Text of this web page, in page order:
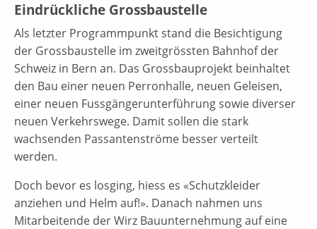
Eindrückliche Grossbaustelle
Als letzter Programmpunkt stand die Besichtigung
der Grossbaustelle im zweitgrössten Bahnhof der
Schweiz in Bern an. Das Grossbauprojekt beinhaltet
den Bau einer neuen Perronhalle, neuen Geleisen,
einer neuen Fussgängerunterführung sowie diverser
neuen Verkehrswege. Damit sollen die stark
wachsenden Passantenströme besser verteilt
werden.
Doch bevor es losging, hiess es «Schutzkleider
anziehen und Helm auf!». Danach nahmen uns
Mitarbeitende der Wirz Bauunternehmung auf eine